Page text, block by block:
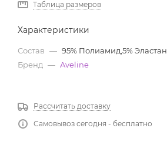
Таблица размеров
Характеристики
Состав — 95% Полиамид,5% Эластан
Бренд — Aveline
Рассчитать доставку
Самовывоз сегодня - бесплатно